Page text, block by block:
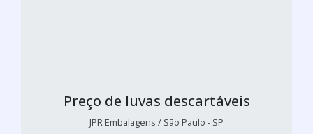
Preço de luvas descartáveis
JPR Embalagens / São Paulo - SP